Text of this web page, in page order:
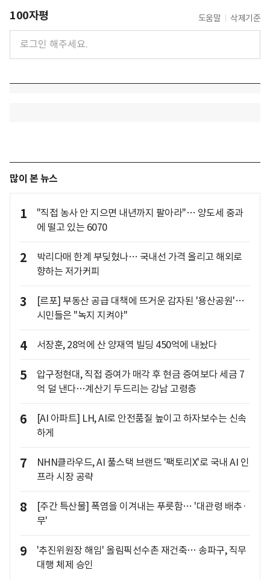
100자평 도움말 삭제기준
많이 본 뉴스
1
"직접 농사 안 지으면 내년까지 팔아라"… 양도세 중과
에 떨고 있는 6070
2
박리다매 한계 부딪혔나… 국내선 가격 올리고 해외로
향하는 저가커피
3
[르포] 부동산 공급 대책에 뜨거운 감자된 '용산공원'…
시민들은 "녹지 지켜야"
4 서장훈, 28억에 산 양재역 빌딩 450억에 내놨다
5
압구정현대, 직접 증여가 매각 후 현금 증여보다 세금 7
억 덜 낸다…계산기 두드리는 강남 고령층
6
[AI 아파트] LH, AI로 안전품질 높이고 하자보수는 신속
하게
7
NHN클라우드, AI 풀스택 브랜드 '팩토리X'로 국내 AI 인
프라 시장 공략
8
[주간 특산물] 폭염을 이겨내는 푸릇함… '대관령 배추·
무'
9
'추진위원장 해임' 올림픽선수촌 재건축… 송파구, 직무
대행 체제 승인